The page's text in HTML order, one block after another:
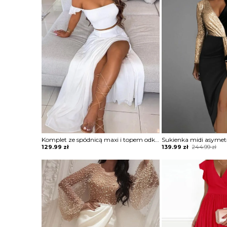
Komplet ze spódnicą maxi i topem odkrywającym ramiona
129.99 zł 244.99zł
Original
139.99 zł
Current